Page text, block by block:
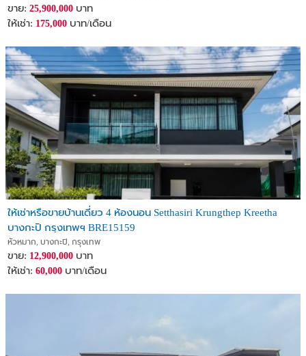
ขาย: 25,900,000 บาท
ให้เช่า: 175,000 บาท/เดือน
ให้เช่าหรือขายบ้านเดี่ยว 4 ห้องนอน Setthasiri Krungthep Kreetha
บางกะปิ กรุงเทพฯ BRE15159
หัวหมาก, บางกะปิ, กรุงเทพ
ขาย: 12,900,000 บาท
ให้เช่า: 60,000 บาท/เดือน